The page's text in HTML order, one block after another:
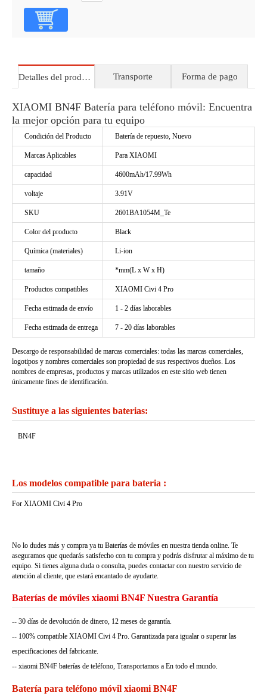
Detalles del producto Transporte Forma de pago
XIAOMI BN4F Batería para teléfono móvil: Encuentra
la mejor opción para tu equipo
Condición del Producto Batería de repuesto, Nuevo
Marcas Aplicables Para XIAOMI
capacidad 4600mAh/17.99Wh
voltaje 3.91V
SKU 2601BA1054M_Te
Color del producto Black
Química (materiales) Li-ion
tamaño *mm(L x W x H)
Productos compatibles XIAOMI Civi 4 Pro
Fecha estimada de envío 1 - 2 días laborables
Fecha estimada de entrega 7 - 20 días laborables
Descargo de responsabilidad de marcas comerciales: todas las marcas comerciales,
logotipos y nombres comerciales son propiedad de sus respectivos dueños. Los
nombres de empresas, productos y marcas utilizados en este sitio web tienen
únicamente fines de identificación.
Sustituye a las siguientes baterias:
BN4F
Los modelos compatible para bateria :
For XIAOMI Civi 4 Pro
No lo dudes más y compra ya tu Baterías de móviles en nuestra tienda online. Te
aseguramos que quedarás satisfecho con tu compra y podrás disfrutar al máximo de tu
equipo. Si tienes alguna duda o consulta, puedes contactar con nuestro servicio de
atención al cliente, que estará encantado de ayudarte.
Baterías de móviles xiaomi BN4F Nuestra Garantía
-- 30 días de devolución de dinero, 12 meses de garantía.
-- 100% compatible XIAOMI Civi 4 Pro. Garantizada para igualar o superar las
especificaciones del fabricante.
-- xiaomi BN4F baterías de teléfono, Transportamos a En todo el mundo.
Batería para teléfono móvil xiaomi BN4F